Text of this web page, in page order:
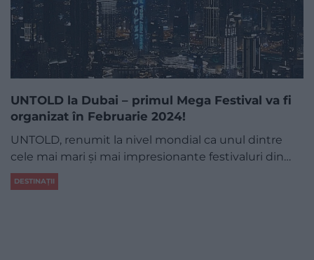
UNTOLD la Dubai – primul Mega Festival va fi
organizat în Februarie 2024!
UNTOLD, renumit la nivel mondial ca unul dintre
cele mai mari și mai impresionante festivaluri din…
DESTINAȚII